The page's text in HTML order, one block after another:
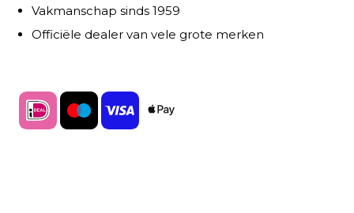
Vakmanschap sinds 1959
Officiële dealer van vele grote merken